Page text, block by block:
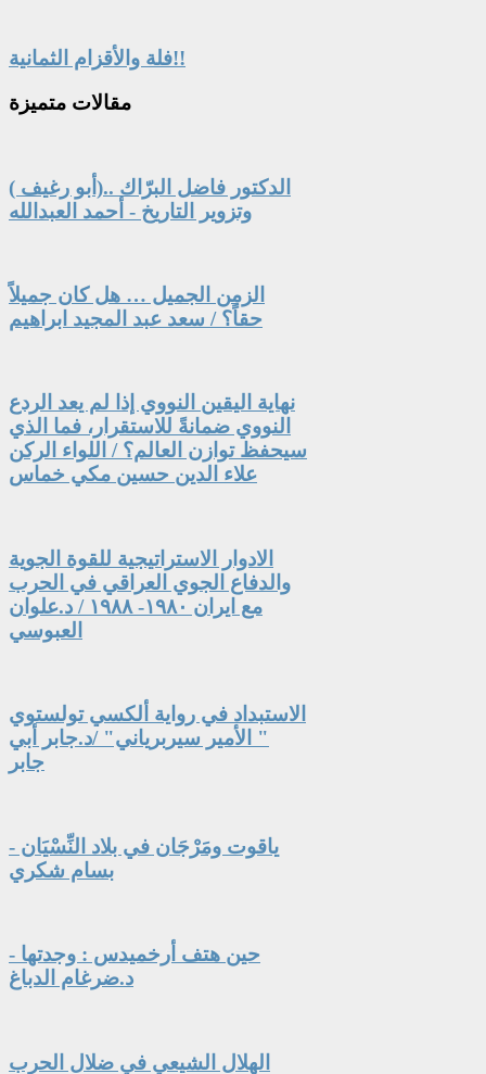
فلة والأقزام الثمانية!!
مقالات متميزة
الدكتور فاضل البرّاك ..(أبو رغيف )
وتزوير التاريخ - أحمد العبدالله
الزمن الجميل … هل كان جميلاً
حقاً؟ / سعد عبد المجيد ابراهيم
نهاية اليقين النووي إذا لم يعد الردع
النووي ضمانةً للاستقرار، فما الذي
سيحفظ توازن العالم؟ / اللواء الركن
علاء الدين حسين مكي خماس
الادوار الاستراتيجية للقوة الجوية
والدفاع الجوي العراقي في الحرب
مع ايران ١٩٨٠- ١٩٨٨ / د.علوان
العبوسي
الاستبداد في رواية ألكسي تولستوي
" الأمير سيربرياني" /د.جابر أبي
جابر
ياقوت ومَرْجَان في بلاد النِّسْيَان -
بسام شكري
حين هتف أرخميدس : وجدتها -
د.ضرغام الدباغ
الهلال الشيعي في ضلال الحرب